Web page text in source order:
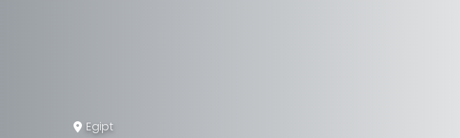
Egipt